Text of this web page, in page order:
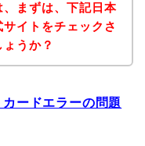
まずは、下記日本
イトをチェックさ
うか？
ードエラーの問題